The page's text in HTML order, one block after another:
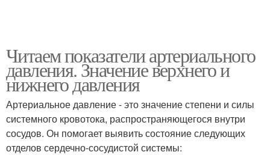
Читаем показатели артериального
давления. Значение верхнего и
нижнего давления
Артериальное давление - это значение степени и силы
системного кровотока, распространяющегося внутри
сосудов. Он помогает выявить состояние следующих
отделов сердечно-сосудистой системы: